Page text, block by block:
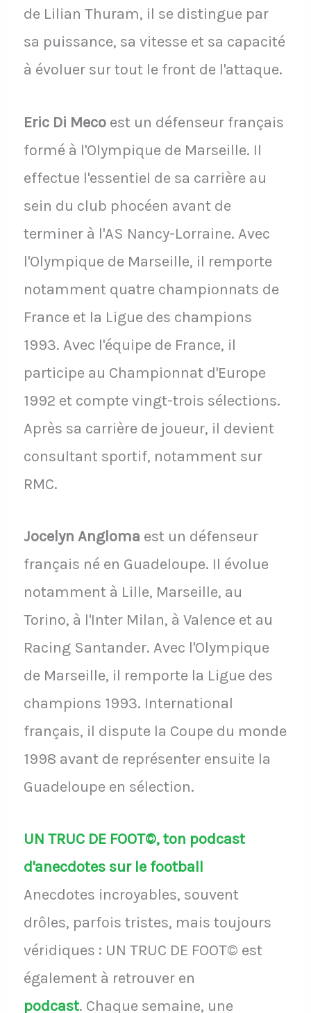
de Lilian Thuram, il se distingue par
sa puissance, sa vitesse et sa capacité
à évoluer sur tout le front de l'attaque.
Eric Di Mecoest un défenseur français
formé à l'Olympique de Marseille. Il
effectue l'essentiel de sa carrière au
sein du club phocéen avant de
terminer à l'AS Nancy-Lorraine. Avec
l'Olympique de Marseille, il remporte
notamment quatre championnats de
France et la Ligue des champions
1993. Avec l'équipe de France, il
participe au Championnat d'Europe
1992 et compte vingt-trois sélections.
Après sa carrière de joueur, il devient
consultant sportif, notamment sur
RMC.
Jocelyn Angloma est un défenseur
français né en Guadeloupe. Il évolue
notamment à Lille, Marseille, au
Torino, à l'Inter Milan, à Valence et au
Racing Santander. Avec l'Olympique
de Marseille, il remporte la Ligue des
champions 1993. International
français, il dispute la Coupe du monde
1998 avant de représenter ensuite la
Guadeloupe en sélection.
UN TRUC DE FOOT©, ton podcast
d'anecdotes sur le football
Anecdotes incroyables, souvent
drôles, parfois tristes, mais toujours
véridiques : UN TRUC DE FOOT© est
également à retrouver en
podcast. Chaque semaine, une